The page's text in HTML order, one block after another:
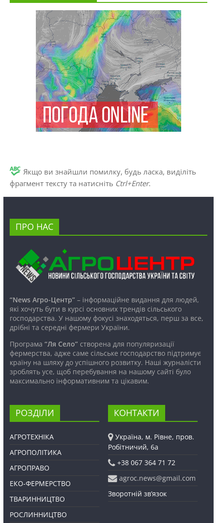
Якщо ви знайшли помилку, будь ласка, виділіть
фрагмент тексту та натисніть Ctrl+Enter.
ПРО НАС
“News Агро-Центр”– інформаційне видання для людей,
які хочуть бути в курсі основних трендів сільського
господарства. У нашому фокусі знаходяться, перш за все,
дрібні та середні фермери України.
Програма “Ля Село”створена для популяризації
фермерства, адже саме сільське господарство підтримує
країну на шляху до успішного розвитку. Наші журналісти
зроблять усе, щоб перебування на нашому сайті було
максимально інформативним та цікавим.
РОЗДІЛИ
АГРОТЕХНІКА
АГРОПОЛІТИКА
АГРОПРАВО
ЕКО-ФЕРМЕРСТВО
ТВАРИННИЦТВО
РОСЛИННИЦТВО
КОНТАКТИ
Україна, м. Рівне, пров.
Робітничий, 6а
+38 067 364 71 72
agroc.news@gmail.com
Зворотній зв’язок